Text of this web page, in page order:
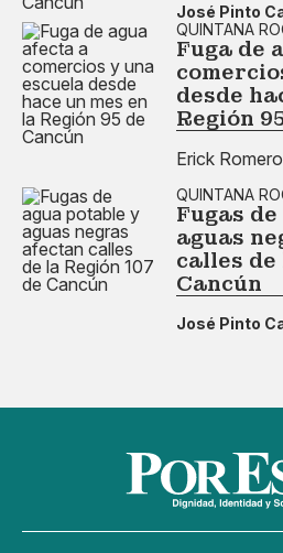
José Pinto
QUINTANA
Fuga de
desde
Región
Erick Romero
QUINTANA
Fugas
aguas
calles de
Cancún
José Pinto